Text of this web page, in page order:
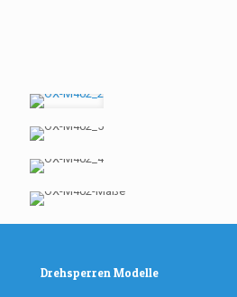
Drehsperren Modelle